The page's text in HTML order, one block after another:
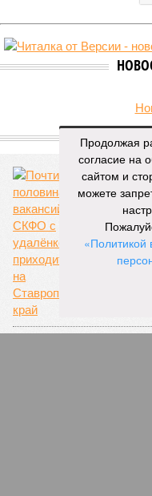
ЕЩЕ ИЗ
Почти
Продолжая
согласие на
сайтом и
можете
«Политикой